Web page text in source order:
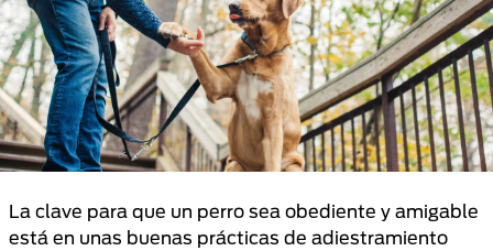
La clave para que un perro sea obediente y amigable
está en unas buenas prácticas de adiestramiento